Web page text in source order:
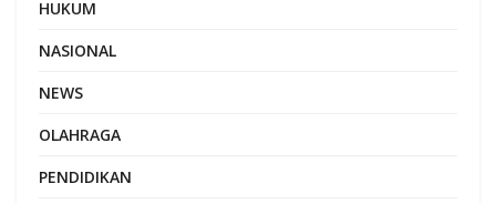
HUKUM
NASIONAL
NEWS
OLAHRAGA
PENDIDIKAN